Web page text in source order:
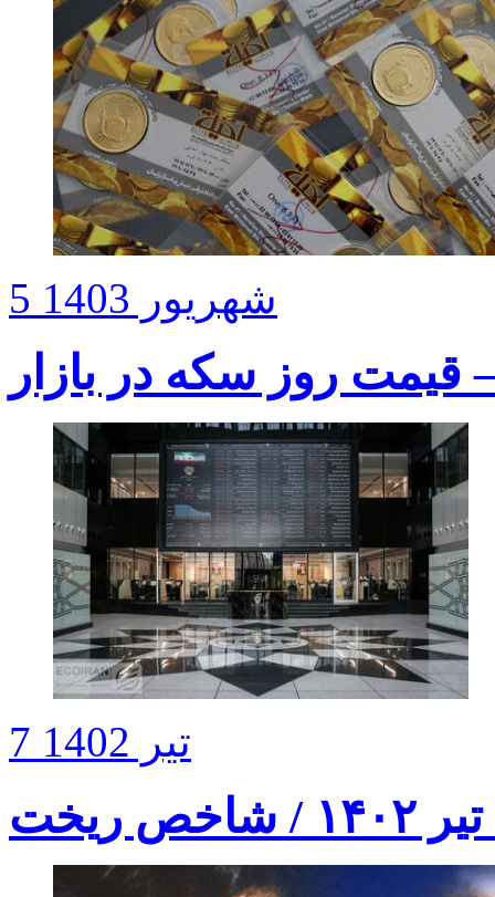
5 شهریور 1403
روز سکه در بازار
7 تیر 1402